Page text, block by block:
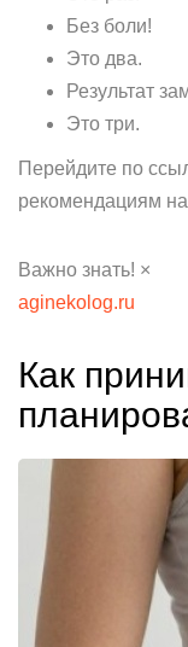
Без боли!
Это два.
Результат
Это три.
Перейдите по
рекомендациям
Важно знать! ×
aginekolog.ru
Как